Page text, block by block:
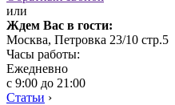
или
Ждем Вас в гости:
Москва, Петровка 23/10 стр.5
Часы работы:
Ежедневно
с 9:00 до 21:00
Статьи ›